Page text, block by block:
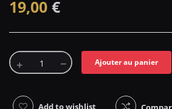
19,00 €
Ajouter au panier
Add to wishlist